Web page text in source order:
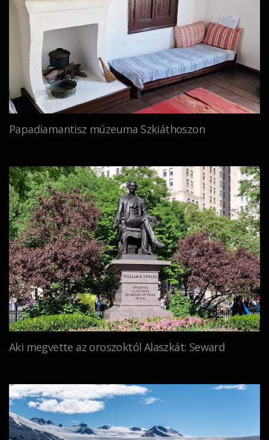
Papadiamantisz múzeuma Szkiáthoszon
Aki megvette az oroszoktól Alaszkát: Seward